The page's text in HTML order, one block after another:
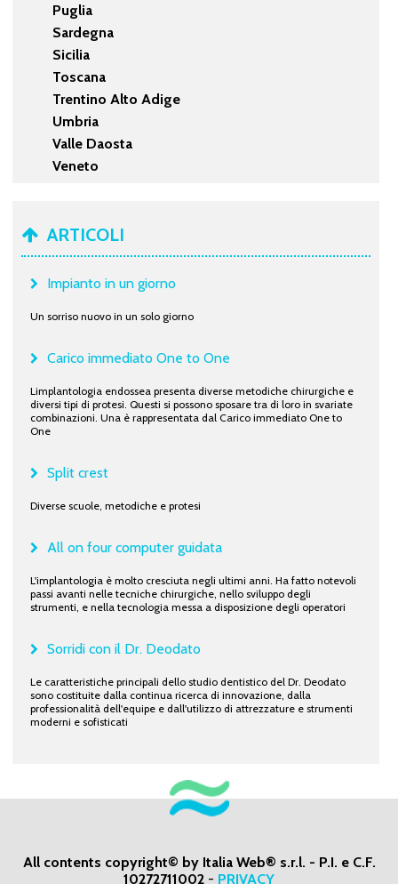
Puglia
Sardegna
Sicilia
Toscana
Trentino Alto Adige
Umbria
Valle Daosta
Veneto
ARTICOLI
Impianto in un giorno
Un sorriso nuovo in un solo giorno
Carico immediato One to One
Limplantologia endossea presenta diverse metodiche chirurgiche e
diversi tipi di protesi. Questi si possono sposare tra di loro in svariate
combinazioni. Una è rappresentata dal Carico immediato One to
One
Split crest
Diverse scuole, metodiche e protesi
All on four computer guidata
L'implantologia è molto cresciuta negli ultimi anni. Ha fatto notevoli
passi avanti nelle tecniche chirurgiche, nello sviluppo degli
strumenti, e nella tecnologia messa a disposizione degli operatori
Sorridi con il Dr. Deodato
Le caratteristiche principali dello studio dentistico del Dr. Deodato
sono costituite dalla continua ricerca di innovazione, dalla
professionalità dell'equipe e dall'utilizzo di attrezzature e strumenti
moderni e sofisticati
All contents copyright© by Italia Web® s.r.l. - P.I. e C.F.
10272711002 - PRIVACY